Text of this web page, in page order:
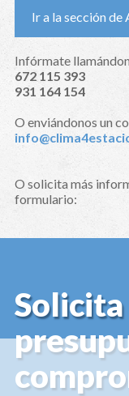
Ir a la sección
Infórmate
672 115 393
931 164 154
O enviándonos un
O solicita más
formulario: